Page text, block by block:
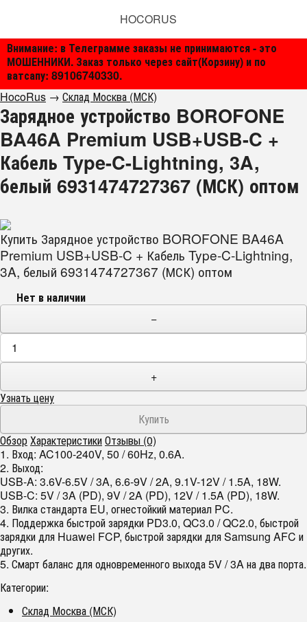
Внимание: в Телеграмме заказы не принимаются - это
МОШЕННИКИ. Заказ только через сайт(Корзину) и по
ватсапу: 89106740330.
HOCORUS
HocoRus → Склад Москва (МСК)
Зарядное устройство BOROFONE
BA46A Premium USB+USB-C +
Кабель Type-C-Lightning, 3A,
белый 6931474727367 (МСК) оптом
Купить Зарядное устройство BOROFONE BA46A
Premium USB+USB-C + Кабель Type-C-Lightning,
3A, белый 6931474727367 (МСК) оптом
Нет в наличии
−
+
Узнать цену
ОбзорХарактеристикиОтзывы (0)
1. Вход: AC100-240V, 50 / 60Hz, 0.6A.
2. Выход:
USB-A: 3.6V-6.5V / 3A, 6.6-9V / 2A, 9.1V-12V / 1.5A, 18W.
USB-C: 5V / 3A (PD), 9V / 2A (PD), 12V / 1.5A (PD), 18W.
3. Вилка стандарта EU, огнестойкий материал PC.
4. Поддержка быстрой зарядки PD3.0, QC3.0 / QC2.0, быстрой
зарядки для Huawei FCP, быстрой зарядки для Samsung AFC и
других.
5. Смарт баланс для одновременного выхода 5V / 3A на два порта.
Категории:
Склад Москва (МСК)